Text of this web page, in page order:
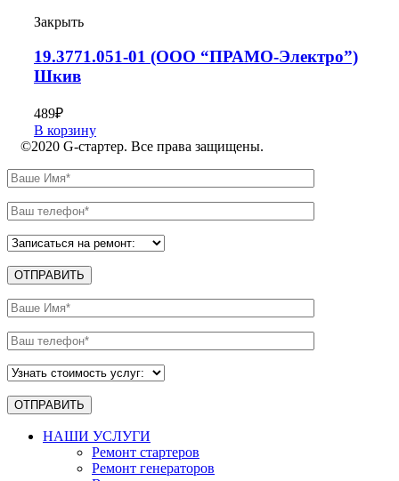
Закрыть
19.3771.051-01 (ООО “ПРАМО-Электро”)
Шкив
489₽
В корзину
©2020 G-стартер. Все права защищены.
НАШИ УСЛУГИ
Ремонт стартеров
Ремонт генераторов